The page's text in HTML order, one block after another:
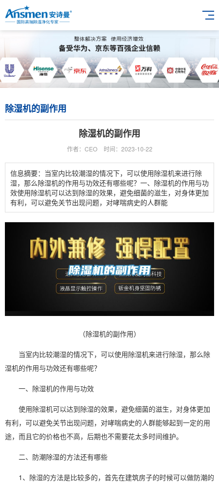
除湿机的副作用
除湿机的副作用
作者：CEO 时间：2023-10-22
信息摘要：当室内比较潮湿的情况下，可以使用除湿机来进行除
湿，那么除湿机的作用与功效还有哪些呢？一、除湿机的作用与功
效使用除湿机可以达到除湿的效果，避免细菌的滋生，对身体更加
有利，可以避免关节出现问题，对哮喘病史的人群能
（除湿机的副作用）
当室内比较潮湿的情况下，可以使用除湿机来进行除湿，那么除
湿机的作用与功效还有哪些呢？
一、除湿机的作用与功效
使用除湿机可以达到除湿的效果，避免细菌的滋生，对身体更加
有利，可以避免关节出现问题，对哮喘病史的人群能够起到一定的用
途，而且它的价格也不高，后期也不需要花太多时间维护。
二、 防潮除湿的方法还有哪些
1、除湿的方法是比较多的，首先在建筑房子的时候可以做防潮的